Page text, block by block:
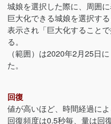
城娘を選択した際に、周囲
巨大化できる城娘を選択す
表示され「巨大化すること
る。
（範囲）は2020年2月25日
た。
回復
値が高いほど、時間経過に
回復頻度は0.5秒毎、量は回